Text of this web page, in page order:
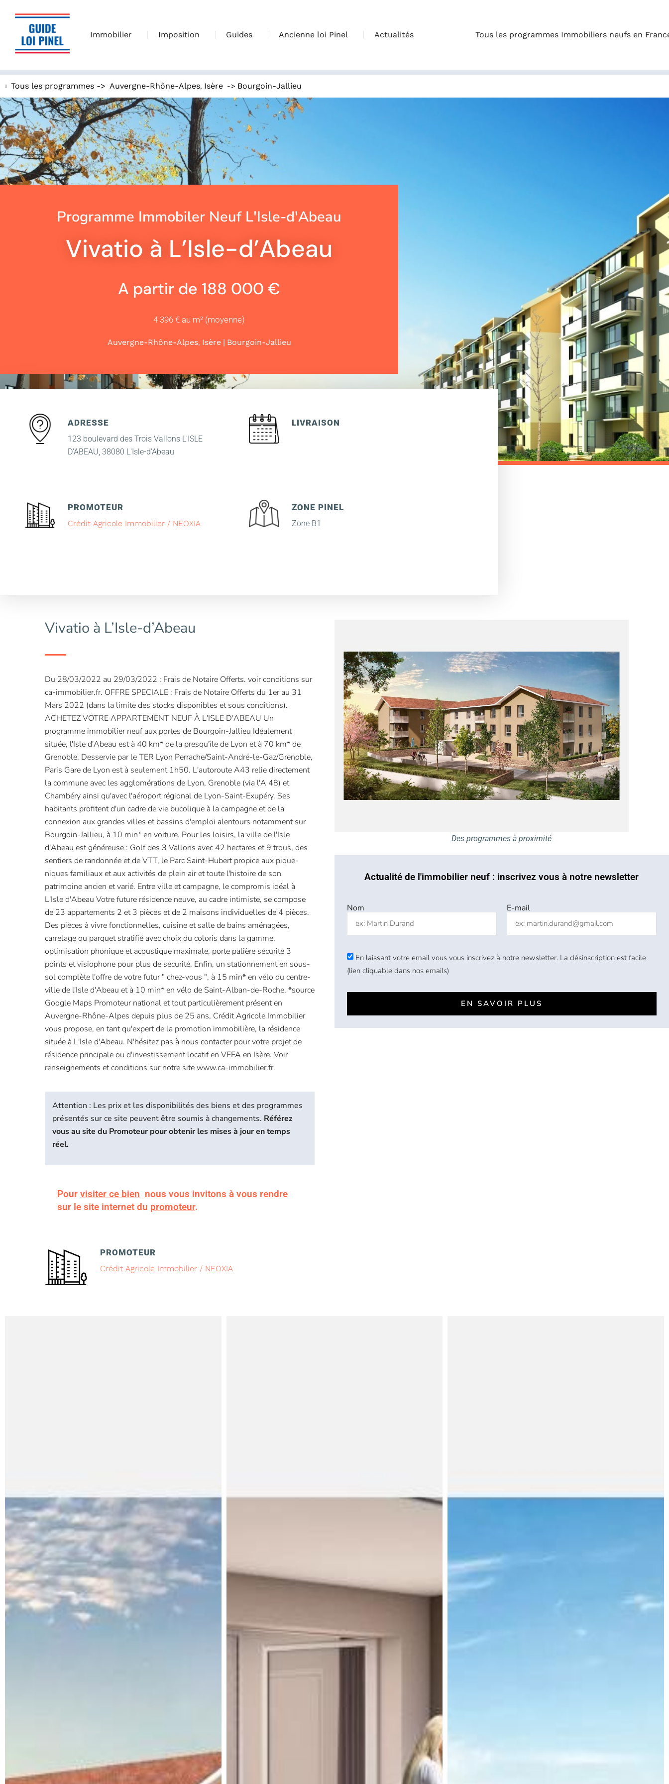
Immobilier Imposition Guides Ancienne loi Pinel Actualités Tous les programmes Immobiliers neufs en
Tous les programmes -> Auvergne-Rhône-Alpes, Isère -> Bourgoin-Jallieu
Programme Immobiler Neuf L'Isle-d'Abeau
Vivatio à L’Isle-d’Abeau
A partir de 188 000 €
4 396 € au m² (moyenne)
Auvergne-Rhône-Alpes, Isère| Bourgoin-Jallieu
ADRESSE
123 boulevard des Trois Vallons L'ISLE
D'ABEAU, 38080 L'Isle-d'Abeau
LIVRAISON
PROMOTEUR
Crédit Agricole Immobilier / NEOXIA
ZONE PINEL
Zone B1
Vivatio à L’Isle-d’Abeau
Du 28/03/2022 au 29/03/2022 : Frais de Notaire Offerts. voir conditions sur
ca-immobilier.fr. OFFRE SPECIALE : Frais de Notaire Offerts du 1er au 31
Mars 2022 (dans la limite des stocks disponibles et sous conditions).
ACHETEZ VOTRE APPARTEMENT NEUF À L'ISLE D'ABEAU Un
programme immobilier neuf aux portes de Bourgoin-Jallieu Idéalement
située, l'Isle d'Abeau est à 40 km* de la presqu'île de Lyon et à 70 km* de
Grenoble. Desservie par le TER Lyon Perrache/Saint-André-le-Gaz/Grenoble,
Paris Gare de Lyon est à seulement 1h50. L'autoroute A43 relie directement
la commune avec les agglomérations de Lyon, Grenoble (via l'A 48) et
Chambéry ainsi qu'avec l'aéroport régional de Lyon-Saint-Exupéry. Ses
habitants profitent d'un cadre de vie bucolique à la campagne et de la
connexion aux grandes villes et bassins d'emploi alentours notamment sur
Bourgoin-Jallieu, à 10 min* en voiture. Pour les loisirs, la ville de l'Isle
d'Abeau est généreuse : Golf des 3 Vallons avec 42 hectares et 9 trous, des
sentiers de randonnée et de VTT, le Parc Saint-Hubert propice aux pique-
niques familiaux et aux activités de plein air et toute l'histoire de son
patrimoine ancien et varié. Entre ville et campagne, le compromis idéal à
L'Isle d'Abeau Votre future résidence neuve, au cadre intimiste, se compose
de 23 appartements 2 et 3 pièces et de 2 maisons individuelles de 4 pièces.
Des pièces à vivre fonctionnelles, cuisine et salle de bains aménagées,
carrelage ou parquet stratifié avec choix du coloris dans la gamme,
optimisation phonique et acoustique maximale, porte palière sécurité 3
points et visiophone pour plus de sécurité. Enfin, un stationnement en sous-
sol complète l'offre de votre futur " chez-vous ", à 15 min* en vélo du centre-
ville de l'Isle d'Abeau et à 10 min* en vélo de Saint-Alban-de-Roche. *source
Google Maps Promoteur national et tout particulièrement présent en
Auvergne-Rhône-Alpes depuis plus de 25 ans, Crédit Agricole Immobilier
vous propose, en tant qu'expert de la promotion immobilière, la résidence
située à L'Isle d'Abeau. N'hésitez pas à nous contacter pour votre projet de
résidence principale ou d'investissement locatif en VEFA en Isère. Voir
renseignements et conditions sur notre site www.ca-immobilier.fr.
Attention : Les prix et les disponibilités des biens et des programmes
présentés sur ce site peuvent être soumis à changements. Référez
vous au site du Promoteur pour obtenir les mises à jour en temps
réel.
Pour visiter ce bien nous vous invitons à vous rendre
sur le site internet du promoteur.
PROMOTEUR
Crédit Agricole Immobilier / NEOXIA
Des programmes à proximité
Actualité de l'immobilier neuf : inscrivez vous à notre newsletter
Nom E-mail
En laissant votre email vous vous inscrivez à notre newsletter. La désinscription est facile
(lien cliquable dans nos emails)
EN SAVOIR PLUS